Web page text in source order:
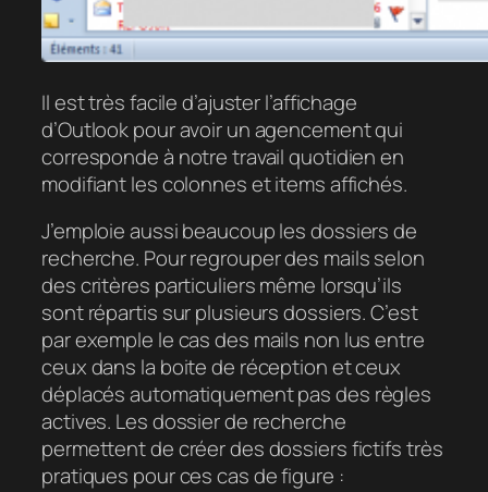
Il est très facile d’ajuster l’affichage
d’Outlook pour avoir un agencement qui
corresponde à notre travail quotidien en
modifiant les colonnes et items affichés.
J’emploie aussi beaucoup les dossiers de
recherche. Pour regrouper des mails selon
des critères particuliers même lorsqu’ils
sont répartis sur plusieurs dossiers. C’est
par exemple le cas des mails non lus entre
ceux dans la boite de réception et ceux
déplacés automatiquement pas des règles
actives. Les dossier de recherche
permettent de créer des dossiers fictifs très
pratiques pour ces cas de figure :